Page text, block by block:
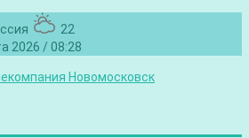
22
2026 / 08:28